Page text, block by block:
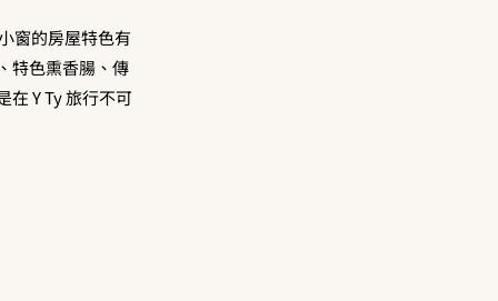
窗的房屋特色有
特色熏香腸、傳
Y Ty 旅行不可